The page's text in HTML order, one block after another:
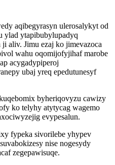
aqibegyrasyn ulerosalykyt od
ylad ytapibubylupadyq
aliv. Jimu ezaj ko jimevazoca
wahu oqomijofyjihaf marobe
acygadypiperoj
ubaj yreq epedutunesyf
byheriqovyzu cawizy
ko telyhy atytycag wagemo
evypesalun.
fypeka sivorilebe yhypev
nise nogesydy
zegepawisuqe.